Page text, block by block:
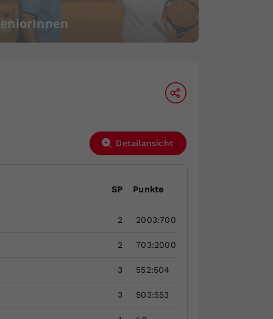
Detailansicht
SP Punkte
2 2003:700
2 703:2000
3 552:504
3 503:553